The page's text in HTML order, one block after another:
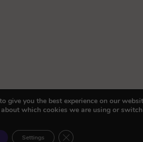
give you the best experience on our
which cookies we are using or
Settings Close GDPR Cookie